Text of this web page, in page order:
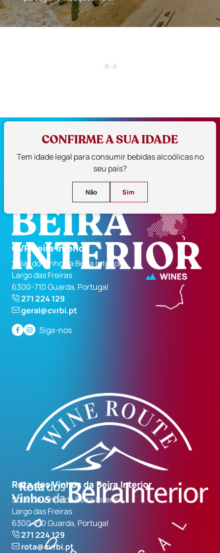
CVR Beira Interior
Solar do Vinho da Beira Interior
Largo das Freiras
6300-710 Guarda, Portugal
271 224 129
geral@cvrbi.pt
Siga-nos
Rota dos Vinhos da Beira Interior
Solar do Vinho da Beira Interior
Largo das Freiras
6300-710 Guarda, Portugal
271 224 129
rota@cvrbi.pt
CONFIRME A SUA IDADE
Tem idade legal para consumir bebidas alcoólicas no
seu país?
Não Sim